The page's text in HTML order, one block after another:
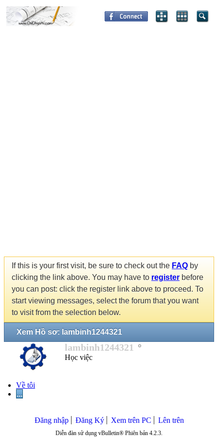
If this is your first visit, be sure to check out the FAQ by
clicking the link above. You may have to register before
you can post: click the register link above to proceed. To
start viewing messages, select the forum that you want
to visit from the selection below.
Xem Hồ sơ: lambinh1244321
lambinh1244321
Học việc
Về tôi
...
Đăng nhập Đăng Ký Xem trên PC Lên trên
Diễn đàn sử dụng vBulletin® Phiên bản 4.2.3.